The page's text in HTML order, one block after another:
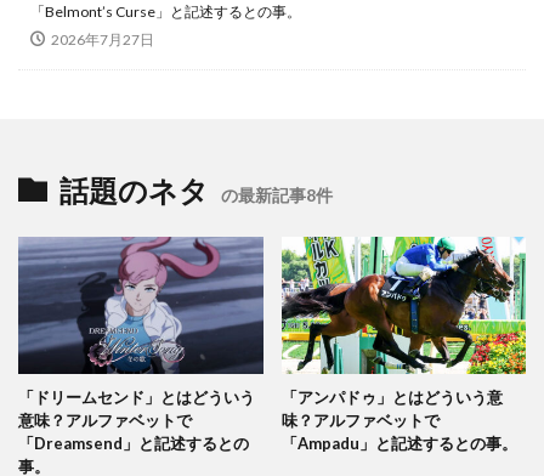
「Belmont’s Curse」と記述するとの事。
2026年7月27日
話題のネタ の最新記事8件
「ドリームセンド」とはどういう
意味？アルファベットで
「Dreamsend」と記述するとの
事。
「アンパドゥ」とはどういう意
味？アルファベットで
「Ampadu」と記述するとの事。